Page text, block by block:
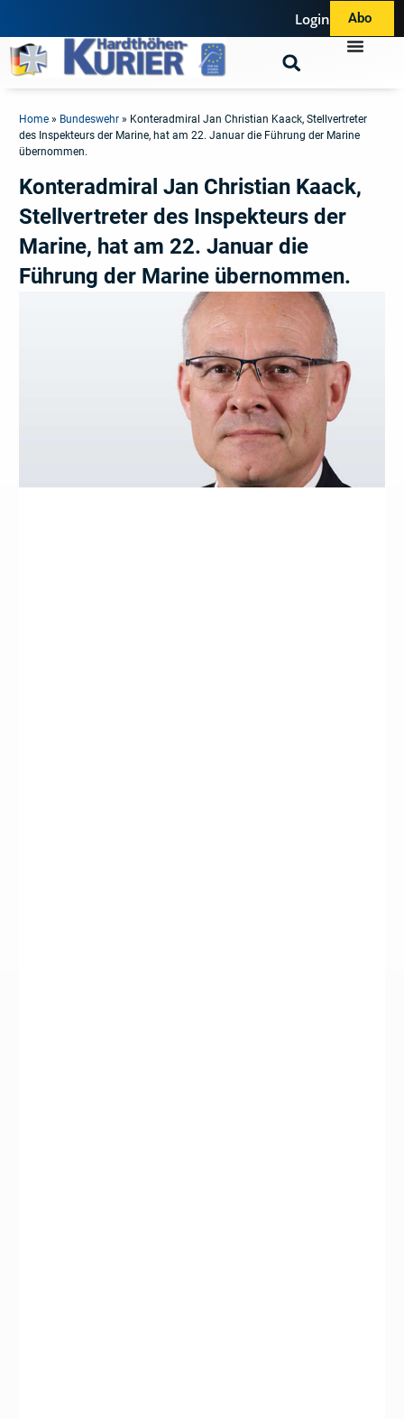
Login Abo
Home » Bundeswehr » Konteradmiral Jan Christian Kaack, Stellvertreter
des Inspekteurs der Marine, hat am 22. Januar die Führung der Marine
übernommen.
Konteradmiral Jan Christian Kaack,
Stellvertreter des Inspekteurs der
Marine, hat am 22. Januar die
Führung der Marine übernommen.